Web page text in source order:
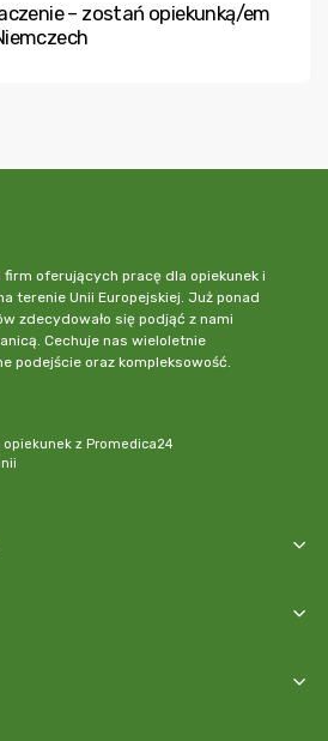
– zostań opiekunką/em
oferujących pracę dla opiekunek i
terenie Unii Europejskiej. Już ponad
zdecydowało się podjąć z nami
Cechuje nas wieloletnie
podejście oraz kompleksowość.
opiekunek z Promedica24